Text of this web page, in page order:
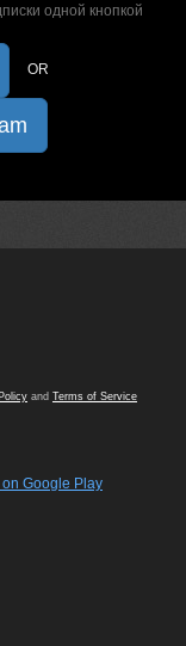
одной кнопкой
OR
and Terms of Service